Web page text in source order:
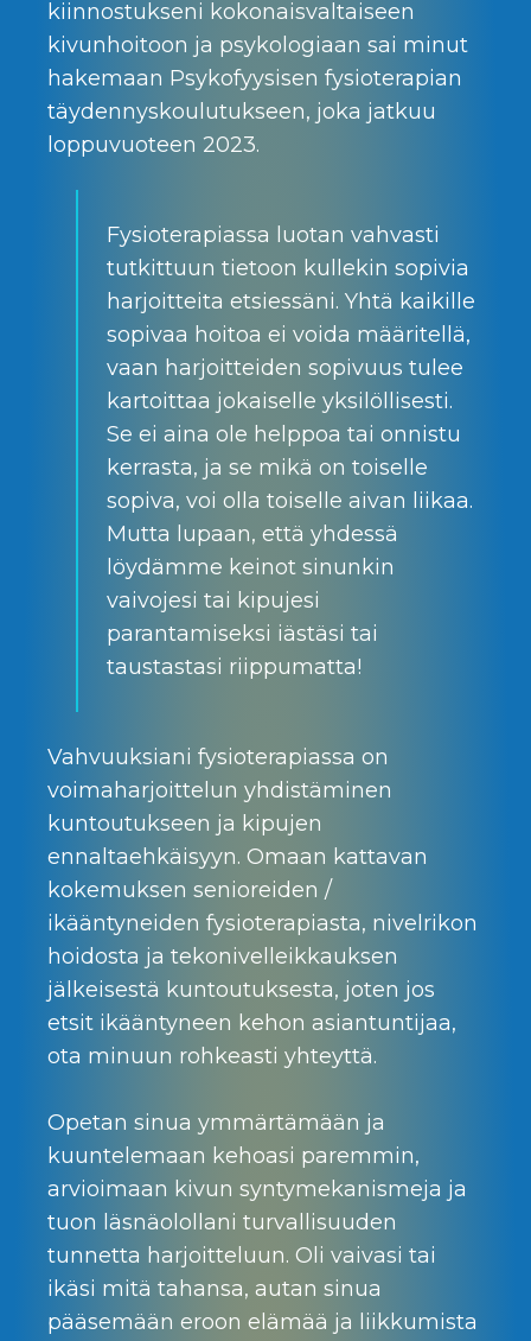
kiinnostukseni kokonaisvaltaiseen
kivunhoitoon ja psykologiaan sai minut
hakemaan Psykofyysisen fysioterapian
täydennyskoulutukseen, joka jatkuu
loppuvuoteen 2023.
Fysioterapiassa luotan vahvasti
tutkittuun tietoon kullekin sopivia
harjoitteita etsiessäni. Yhtä kaikille
sopivaa hoitoa ei voida määritellä,
vaan harjoitteiden sopivuus tulee
kartoittaa jokaiselle yksilöllisesti.
Se ei aina ole helppoa tai onnistu
kerrasta, ja se mikä on toiselle
sopiva, voi olla toiselle aivan liikaa.
Mutta lupaan, että yhdessä
löydämme keinot sinunkin
vaivojesi tai kipujesi
parantamiseksi iästäsi tai
taustastasi riippumatta!
Vahvuuksiani fysioterapiassa on
voimaharjoittelun yhdistäminen
kuntoutukseen ja kipujen
ennaltaehkäisyyn. Omaan kattavan
kokemuksen senioreiden /
ikääntyneiden fysioterapiasta, nivelrikon
hoidosta ja tekonivelleikkauksen
jälkeisestä kuntoutuksesta, joten jos
etsit ikääntyneen kehon asiantuntijaa,
ota minuun rohkeasti yhteyttä.
Opetan sinua ymmärtämään ja
kuuntelemaan kehoasi paremmin,
arvioimaan kivun syntymekanismeja ja
tuon läsnäolollani turvallisuuden
tunnetta harjoitteluun. Oli vaivasi tai
ikäsi mitä tahansa, autan sinua
pääsemään eroon elämää ja liikkumista